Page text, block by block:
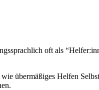
oft als
übermäßiges Helfen